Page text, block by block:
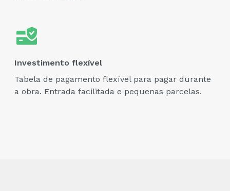
Investimento flexível
Tabela de pagamento flexível para pagar durante
a obra. Entrada facilitada e pequenas parcelas.